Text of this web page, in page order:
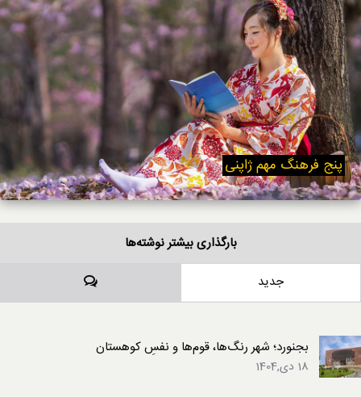
پنج فرهنگ مهم ژاپنی
بارگذاری بیشتر نوشته‌ها
جدید
دیدگاه‌ها
بجنورد؛ شهر رنگ‌ها، قوم‌ها و نفسِ کوهستان
18 دی,1404